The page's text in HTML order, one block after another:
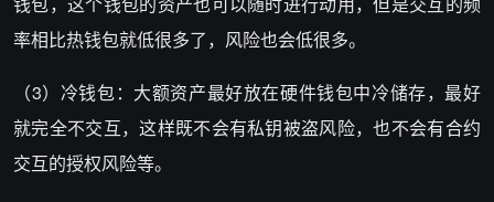
率相比热钱包就低很多了，风险也会低很多。
（3）冷钱包：大额资产最好放在硬件钱包中冷储存，最好
就完全不交互，这样既不会有私钥被盗风险，也不会有合约
交互的授权风险等。